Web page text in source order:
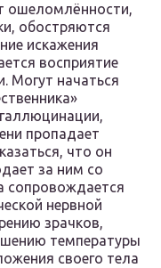
ошеломлённости,
обостряются
искажения
восприятие
Могут начаться
пропадает
что он
за ним со
сопровождается
нервной
зрачков,
температуры
своего тела